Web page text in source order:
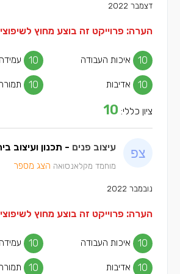
דצמבר 2022
הערה: פרוייקט זה בוצע מחוץ
איכות העבודה 10
10
אדיבות 10
10
ציון כללי: 10
עיצוב פנים - תכנון ועיצוב
מוחמד מקלאנסואה הצג מספר
נובמבר 2022
הערה: פרוייקט זה בוצע מחוץ
איכות העבודה 10
10
אדיבות 10
10